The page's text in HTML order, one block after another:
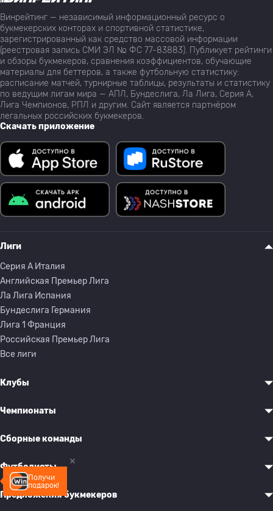
Получи
подарок!
Винрейтинг — независимый информационный ресурс о
букмекерских конторах и спортивной статистике,
зарегистрированный как средство массовой информации
(реестровая запись СМИ ЭЛ № ФС 77-83883). Публикует рейтинги
и обзоры букмекеров, сравнения коэффициентов, обучающие
материалы для беттеров, а также футбольную статистику:
расписание матчей, турнирные таблицы, результаты и статистику
по ведущим лигам мира — АПЛ, Бундеслига, Ла Лига, Серия А,
Лига Чемпионов, РПЛ и другим. Сайт является партнёром
легальных российских букмекеров.
Скачать приложение
Лиги
Серия A Италия
Английская Премьер Лига
Ла Лига Испания
Бундеслига Германия
Лига 1 Франция
Российская Премьер Лига
Все лиги
Клубы
Чемпионаты
Сборные команды
Футболисты
Предложения букмекеров